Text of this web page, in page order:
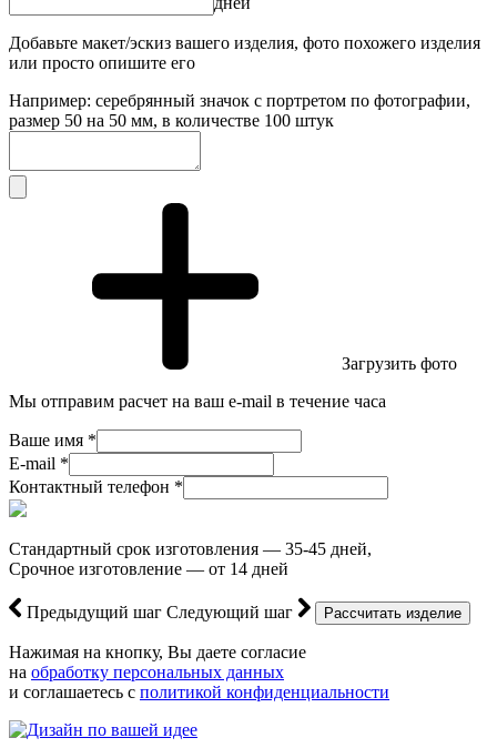
Добавьте макет/эскиз вашего изделия, фото похожего изделия
или просто опишите его
Например: серебрянный значок с портретом по фотографии,
размер 50 на 50 мм, в количестве 100 штук
Загрузить фото
Мы отправим расчет на ваш e-mail в течение часа
Ваше имя *
E-mail *
Контактный телефон *
Стандартный срок изготовления — 35-45 дней,
Срочное изготовление — от 14 дней
Предыдущий шаг Следующий шаг
Нажимая на кнопку, Вы даете согласие
на обработку персональных данных
и соглашаетесь с политикой конфиденциальности